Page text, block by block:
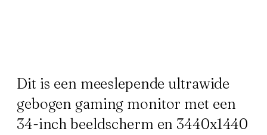
Dit is een meeslepende ultrawide
gebogen gaming monitor met een
34-inch beeldscherm en 3440x1440